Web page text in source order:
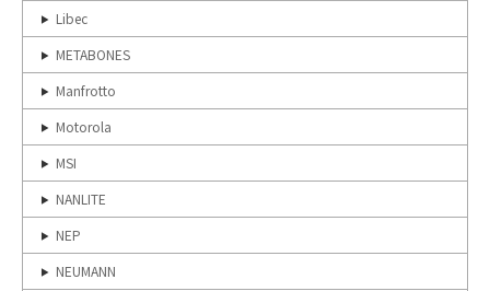
Libec
METABONES
Manfrotto
Motorola
MSI
NANLITE
NEP
NEUMANN